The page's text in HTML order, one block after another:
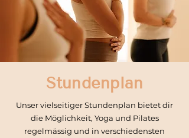
Stundenplan
Unser vielseitiger Stundenplan bietet dir
die Möglichkeit, Yoga und Pilates
regelmässig und in verschiedensten